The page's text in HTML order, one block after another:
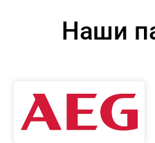
Наши